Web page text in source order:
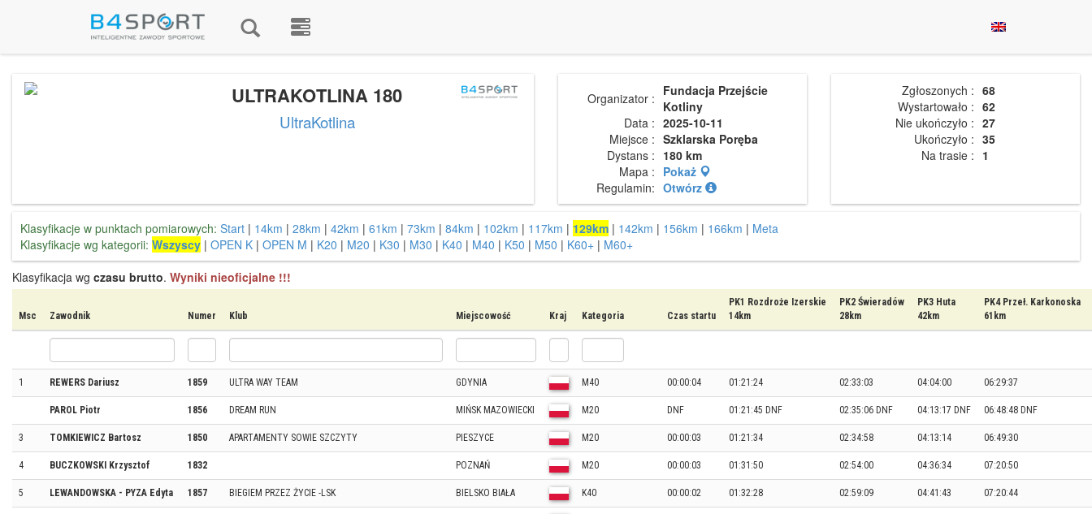
ULTRAKOTLINA 180
UltraKotlina
Organizator : Fundacja Przejście
Kotliny
Data : 2025-10-11
Miejsce : Szklarska Poręba
Dystans : 180 km
Mapa : Pokaż
Regulamin: Otwórz
Zgłoszonych : 68
Wystartowało : 62
Nie ukończyło : 27
Ukończyło : 35
Na trasie : 1
Klasyfikacje w punktach pomiarowych: Start | 14km | 28km | 42km | 61km | 73km | 84km | 102km | 117km | 129km | 142km | 156km | 166km | Meta
Klasyfikacje wg kategorii: Wszyscy | OPEN K | OPEN M | K20 | M20 | K30 | M30 | K40 | M40 | K50 | M50 | K60+ | M60+
Klasyfikacja wg czasu brutto. Wyniki nieoficjalne !!!
Msc Zawodnik Numer Klub Miejscowość Kraj Kategoria Czas startu
PK1 Rozdroże Izerskie
14km
PK2 Świeradów
28km
PK3 Huta
42km
PK4 Przeł. Karkonoska
61km
1 REWERS Dariusz 1859 ULTRA WAY TEAM GDYNIA M40 00:00:04 01:21:24 02:33:03 04:04:00 06:29:37
PAROL Piotr 1856 DREAM RUN MIŃSK MAZOWIECKI M20 DNF 01:21:45 DNF 02:35:06 DNF 04:13:17 DNF 06:48:48 DNF
3 TOMKIEWICZ Bartosz 1850 APARTAMENTY SOWIE SZCZYTY PIESZYCE M20 00:00:03 01:21:34 02:34:58 04:13:14 06:49:30
4 BUCZKOWSKI Krzysztof 1832 POZNAŃ M20 00:00:03 01:31:50 02:54:00 04:36:34 07:20:50
5 LEWANDOWSKA - PYZA Edyta 1857 BIEGIEM PRZEZ ŻYCIE -LSK BIELSKO BIAŁA K40 00:00:02 01:32:28 02:59:09 04:41:43 07:20:44